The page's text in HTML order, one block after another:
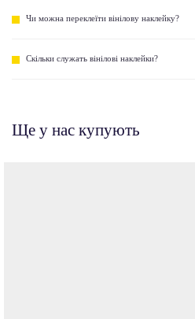
Чи можна переклеїти вінілову наклейку?
Скільки служать вінілові наклейки?
Ще у нас купують